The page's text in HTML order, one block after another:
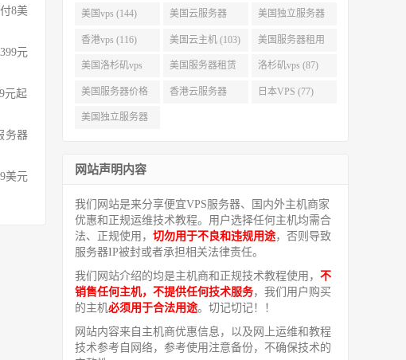
8美
元
元起
务器
美元
美国vps (144) 美国云服务器
(143)
美国独立服务器
(118)
香港vps (116) 美国云主机 (103) 美国服务器租用
(99)
美国洛杉矶vps
(94)
美国服务器租赁
(91)
洛杉矶vps (87)
美国服务器价格
(82)
香港云服务器 日本VPS (77)
美国独立服务器
网站声明内容
我们网站是来分享便宜VPS服务器、国内外主机商家
优惠和正规运维技术教程。用户选择任何主机均需合
法、正规使用， 切勿用于不良和违规用途，否则导致
服务器IP被封或者承担相关法律责任。
我们网站介绍的均是主机商和正规技术教程使用， 不
销售任何主机，不提供任何技术服务，我们用户购买
的主机必须用于合法用途。切记切记！！
网站内容来自主机商优惠信息，以及网上运维和教程
技术参考自网络，参考使用注意备份，不确保技术的